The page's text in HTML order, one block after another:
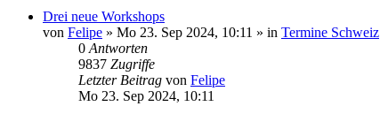
Drei neue Workshops
von Felipe » Mo 23. Sep 2024, 10:11 » in Termine Schweiz
0 Antworten
9837 Zugriffe
Letzter Beitrag von Felipe
Mo 23. Sep 2024, 10:11